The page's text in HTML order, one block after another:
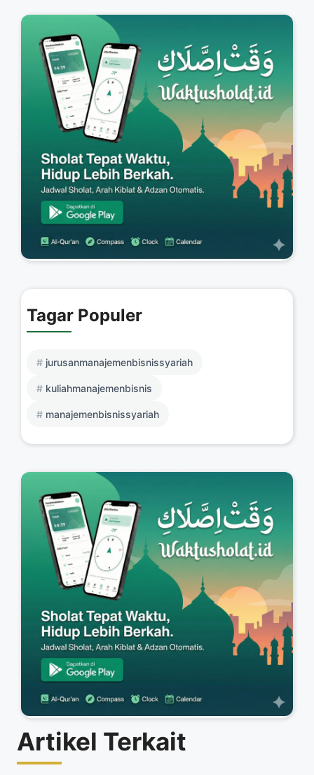
Tagar Populer
jurusanmanajemenbisnissyariah
kuliahmanajemenbisnis
manajemenbisnissyariah
Artikel Terkait